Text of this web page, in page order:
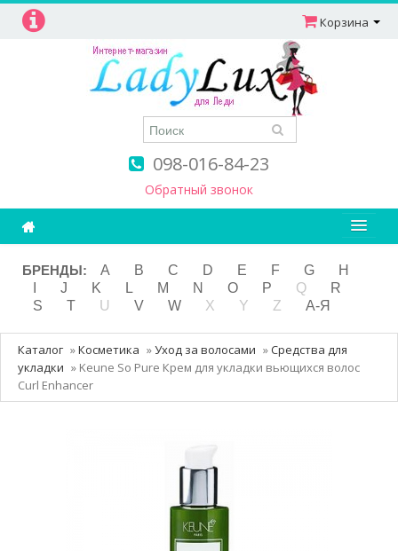
098-016-84-23
Обратный звонок
Корзина
Ароматерапия
Витамины
Детям и мамам
Косметика
Маникюр и педикюр
БРЕНДЫ: A B C D E F G
H
J K L M N O P Q
R
S
T U V W X Y Z А-Я
Каталог »Косметика »Уход за волосами »Средства для
укладки » Keune So Pure Крем для укладки вьющихся волос
Curl Enhancer